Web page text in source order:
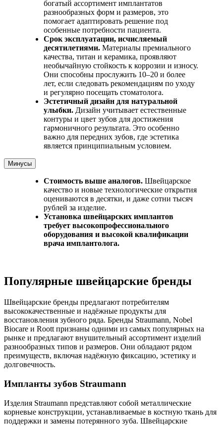
богатый ассортимент имплантатов
разнообразных форм и размеров, это
помогает адаптировать решение под
особенные потребности пациента.
Срок эксплуатации, исчисляемый
десятилетиями. Материалы премиального
качества, титан и керамика, проявляют
необычайную стойкость к коррозии и износу.
Они способны прослужить 10–20 и более
лет, если следовать рекомендациям по уходу
и регулярно посещать стоматолога.
Эстетичный дизайн для натуральной
улыбки. Дизайн учитывает естественные
контуры и цвет зубов для достижения
гармоничного результата. Это особенно
важно для передних зубов, где эстетика
является принципиальным условием.
Минусы
Стоимость выше аналогов. Швейцарское
качество и новые технологические открытия
оцениваются в десятки, и даже сотни тысяч
рублей за изделие.
Установка швейцарских имплантов
требует высокопрофессионального
оборудования и высокой квалификации
врача имплантолога.
Популярные швейцарские бренды
Швейцарские бренды предлагают потребителям
высококачественные и надёжные продукты для
восстановления зубного ряда. Бренды Straumann, Nobel
Biocare и Roott признаны одними из самых популярных на
рынке и предлагают внушительный ассортимент изделий
разнообразных типов и размеров. Они обладают рядом
преимуществ, включая надёжную фиксацию, эстетику и
долговечность.
Импланты зубов Straumann
Изделия Straumann представляют собой металлические
корневые конструкции, устанавливаемые в костную ткань для
поддержки и замены потерянного зуба. Швейцарские